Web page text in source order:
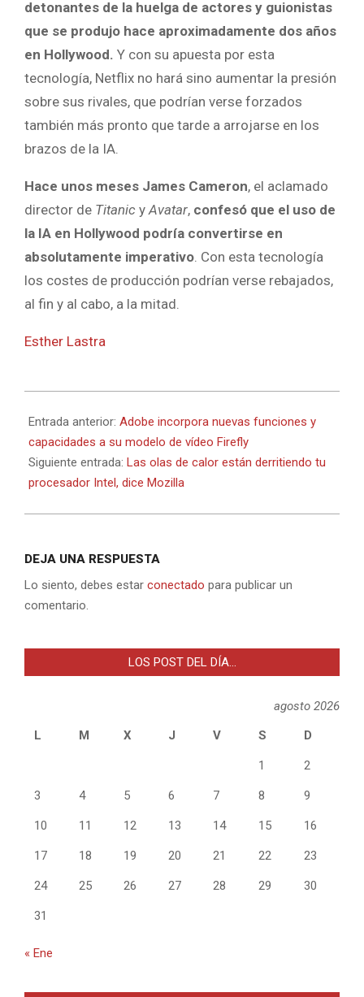
detonantes de la huelga de actores y guionistas
que se produjo hace aproximadamente dos años
en Hollywood. Y con su apuesta por esta
tecnología, Netflix no hará sino aumentar la presión
sobre sus rivales, que podrían verse forzados
también más pronto que tarde a arrojarse en los
brazos de la IA.
Hace unos meses James Cameron, el aclamado
director de Titanic yAvatar, confesó que el uso de
la IA en Hollywood podría convertirse en
absolutamente imperativo. Con esta tecnología
los costes de producción podrían verse rebajados,
al fin y al cabo, a la mitad.
Esther Lastra
08-
07
Entrada anterior: Adobe incorpora nuevas funciones y
capacidades a su modelo de vídeo Firefly
Siguiente entrada: Las olas de calor están derritiendo tu
procesador Intel, dice Mozilla
DEJA UNA RESPUESTA
Lo siento, debes estar conectado para publicar un
comentario.
LOS POST DEL DÍA…
agosto 2026
L
M X J V S D
1 2
3 4 5 6 7 8 9
10 11 12 13 14 15 16
17 18 19 20 21 22 23
24 25 26 27 28 29 30
31
« Ene